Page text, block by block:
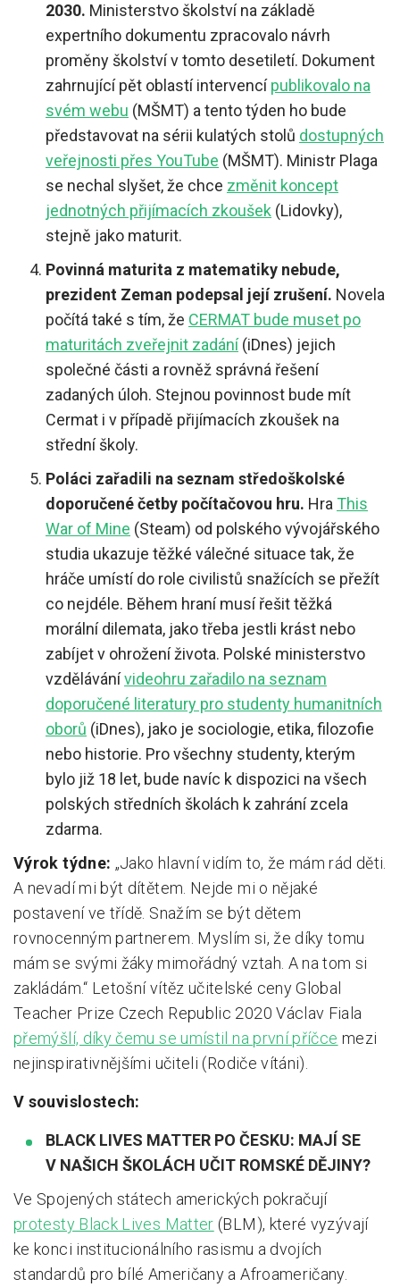
2030. Ministerstvo školství na základě
expertního dokumentu zpracovalo návrh
proměny školství v tomto desetiletí. Dokument
zahrnující pět oblastí intervencípublikovalo na
svém webu (MŠMT) a tento týden ho bude
představovat na sérii kulatých stolů dostupných
veřejnosti přes YouTube (MŠMT). Ministr Plaga
se nechal slyšet, že chce změnit koncept
jednotných přijímacích zkoušek (Lidovky),
stejně jako maturit.
Povinná maturita z matematiky nebude,
prezident Zeman podepsal její zrušení. Novela
počítá také s tím, že CERMAT bude muset po
maturitách zveřejnit zadání(iDnes) jejich
společné části a rovněž správná řešení
zadaných úloh. Stejnou povinnost bude mít
Cermat i v případě přijímacích zkoušek na
střední školy.
Poláci zařadili na seznam středoškolské
doporučené četby počítačovou hru. HraThis
War of Mine (Steam) od polského vývojářského
studia ukazuje těžké válečné situace tak, že
hráče umístí do role civilistů snažících se přežít
co nejdéle. Během hraní musí řešit těžká
morální dilemata, jako třeba jestli krást nebo
zabíjet v ohrožení života. Polské ministerstvo
vzdělávánívideohru zařadilo na seznam
doporučené literatury pro studenty humanitních
oborů (iDnes), jako je sociologie, etika, filozofie
nebo historie. Pro všechny studenty, kterým
bylo již 18 let, bude navíc k dispozici na všech
polských středních školách k zahrání zcela
zdarma.
Výrok týdne: „Jako hlavní vidím to, že mám rád děti.
A nevadí mi být dítětem. Nejde mi o nějaké
postavení ve třídě. Snažím se být dětem
rovnocenným partnerem. Myslím si, že díky tomu
mám se svými žáky mimořádný vztah. A na tom si
zakládám.“ Letošní vítěz učitelské ceny Global
Teacher Prize Czech Republic 2020 Václav Fiala
přemýšlí, díky čemu se umístil na první příčce mezi
nejinspirativnějšími učiteli (Rodiče vítáni).
V souvislostech:
BLACK LIVES MATTER PO ČESKU: MAJÍ SE
V NAŠICH ŠKOLÁCH UČIT ROMSKÉ DĚJINY?
Ve Spojených státech amerických pokračují
protesty Black Lives Matter (BLM), které vyzývají
ke konci institucionálního rasismu a dvojích
standardů pro bílé Američany a Afroameričany.